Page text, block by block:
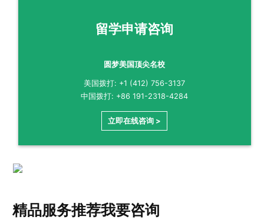
留学申请咨询
圆梦美国顶尖名校
美国拨打: +1 (412) 756-3137
中国拨打: +86 191-2318-4284
立即在线咨询 >
精品服务推荐我要咨询